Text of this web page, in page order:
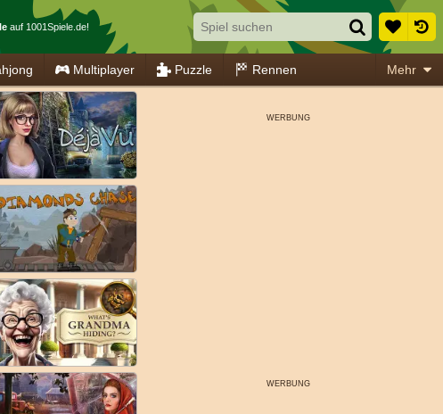
auf 1001Spiele.de!
Multiplayer Puzzle Rennen Mehr